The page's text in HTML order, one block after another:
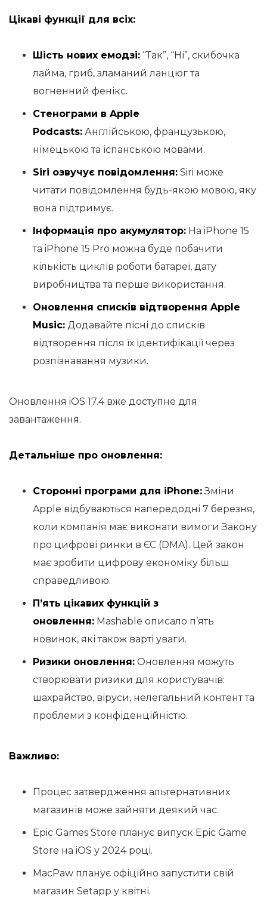
Цікаві функції для всіх:
Шість нових емодзі: “Так”, “Ні”, скибочка
лайма, гриб, зламаний ланцюг та
вогненний фенікс.
Стенограми в Apple
Podcasts: Англійською, французькою,
німецькою та іспанською мовами.
Siri озвучує повідомлення: Siri може
читати повідомлення будь-якою мовою, яку
вона підтримує.
Інформація про акумулятор: На iPhone 15
та iPhone 15 Pro можна буде побачити
кількість циклів роботи батареї, дату
виробництва та перше використання.
Оновлення списків відтворення Apple
Music: Додавайте пісні до списків
відтворення після їх ідентифікації через
розпізнавання музики.
Оновлення iOS 17.4 вже доступне для
завантаження.
Детальніше про оновлення:
Сторонні програми для iPhone:Зміни
Apple відбуваються напередодні 7 березня,
коли компанія має виконати вимоги Закону
про цифрові ринки в ЄС (DMA). Цей закон
має зробити цифрову економіку більш
справедливою.
П’ять цікавих функцій з
оновлення: Mashable описало п’ять
новинок, які також варті уваги.
Ризики оновлення: Оновлення можуть
створювати ризики для користувачів:
шахрайство, віруси, нелегальний контент та
проблеми з конфіденційністю.
Важливо:
Процес затвердження альтернативних
магазинів може зайняти деякий час.
Epic Games Store планує випуск Epic Game
Store на iOS у 2024 році.
MacPaw планує офіційно запустити свій
магазин Setapp у квітні.